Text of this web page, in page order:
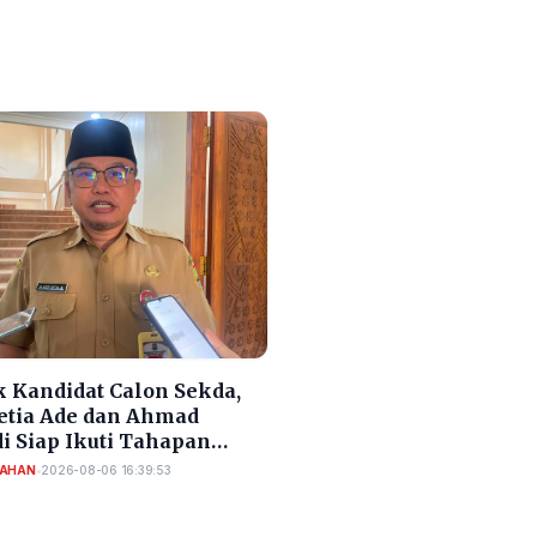
Kandidat Calon Sekda,
Ade dan Ahmad
Siap Ikuti Tahapan
Sekda Cilegon
•2026-08-06 16:39:53